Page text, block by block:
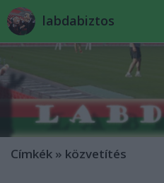
labdabiztos
Címkék » közvetítés